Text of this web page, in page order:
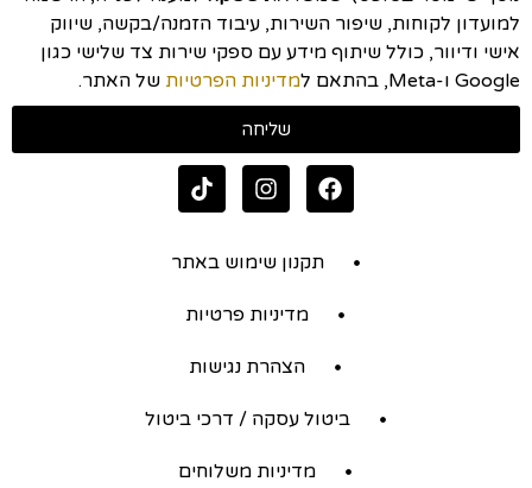
למועדון לקוחות, שיפור השירות, עיבוד הזמנה/בקשה, שיווק
אישי ודיוור, כולל שיתוף מידע עם ספקי שירות צד שלישי כגון
Google ו-Meta, בהתאם ל
מדיניות הפרטיות של האתר.
שליחה
תקנון שימוש באתר
מדיניות פרטיות
הצהרת נגישות
ביטול עסקה / דרכי ביטול
מדיניות משלוחים